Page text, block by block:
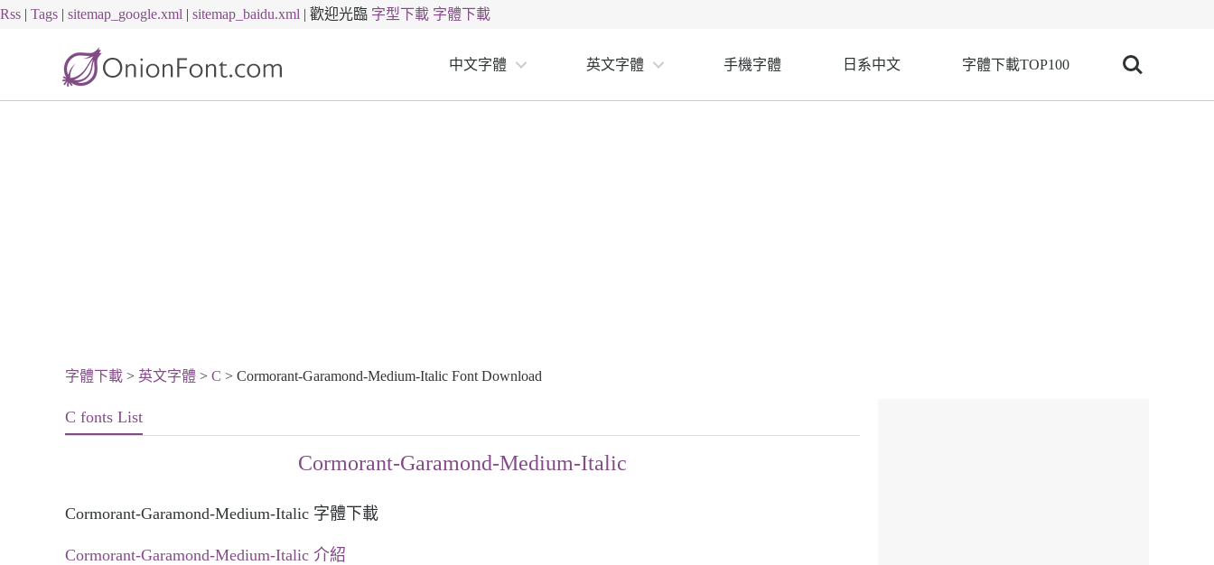
Rss | Tags | sitemap_google.xml | sitemap_baidu.xml | 歡迎光臨 字型下載 字體下載
中文字體 英文字體 手機字體 日系中文 字體下載TOP100
字體下載 > 英文字體 > C > Cormorant-Garamond-Medium-Italic Font Download
C fonts List
Cormorant-Garamond-Medium-Italic
Cormorant-Garamond-Medium-Italic 字體下載
Cormorant-Garamond-Medium-Italic 介紹